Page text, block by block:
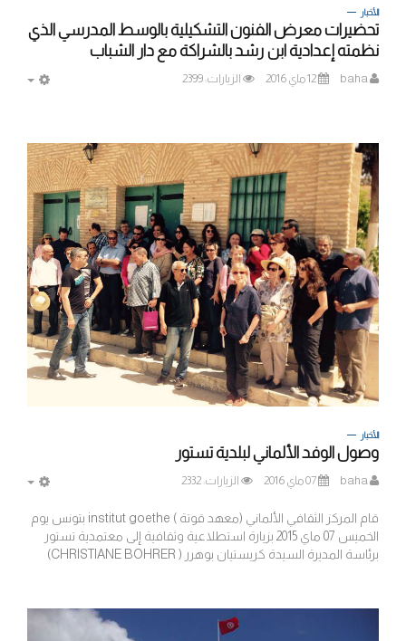
الأخبار
تحضيرات معرض الفنون التشكيلية بالوسط المدرسي الذي
نظمته إعدادية ابن رشد بالشراكة مع دار الشباب
baha 12 ماي 2016 الزيارات: 2399
الأخبار
وصول الوفد الألماني لبلدية تستور
baha 07 ماي 2016 الزيارات: 2332
قام المركز الثقافي الألماني (معهد قوتة ) institut goethe بتونس يوم
الخميس 07 ماي 2015 بزيارة استطلاعية وثقافية إلى معتمدية تستور
برئاسة المديرة السيدة كريستيان بوهرر ( CHRISTIANE BOHRER)